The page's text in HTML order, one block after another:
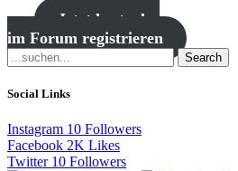
Jetzt kostenlos
im Forum registrieren
Search
Social Links
Instagram 10 Followers
Facebook 2K Likes
Twitter 10 Followers